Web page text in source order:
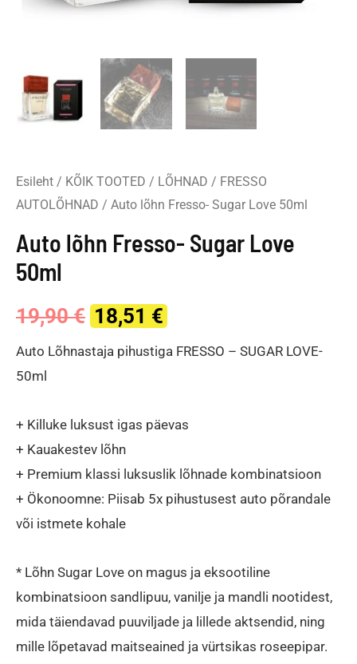
Esileht / KÕIK TOOTED / LÕHNAD / FRESSO
AUTOLÕHNAD / Auto lõhn Fresso- Sugar Love 50ml
Auto lõhn Fresso- Sugar Love
50ml
19,90€ Original
price
19,90 €.
18,51 €Current
price
18,51 €.
Auto Lõhnastaja pihustiga FRESSO – SUGAR LOVE-
50ml
+ Killuke luksust igas päevas
+ Kauakestev lõhn
+ Premium klassi luksuslik lõhnade kombinatsioon
+ Ökonoomne: Piisab 5x pihustusest auto põrandale
või istmete kohale
* Lõhn Sugar Love on magus ja eksootiline
kombinatsioon sandlipuu, vanilje ja mandli nootidest,
mida täiendavad puuviljade ja lillede aktsendid, ning
mille lõpetavad maitseained ja vürtsikas roseepipar.